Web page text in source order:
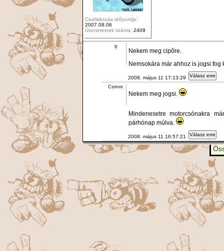
Csatlakozás időpontja:
2007.08.06
Üzeneteinek száma: 2409
g
Nekem meg cipőre.
Nemsokára már ahhoz is jogsi fog
2008. május 11 17:13:29 Válasz erre
Csimre
Nekem meg jogsi.
Mindenesetre motorcsónakra
párhónap múlva.
2008. május 11 16:57:21 Válasz erre